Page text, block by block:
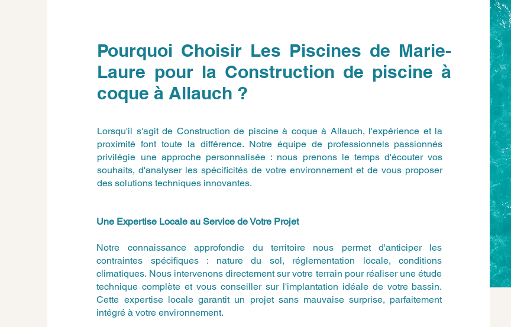
Pourquoi Choisir Les Piscines de Marie-
Laure pour la Construction de piscine à
coque à Allauch ?
Lorsqu'il s'agit de Construction de piscine à coque à Allauch, l'expérience et la
proximité font toute la différence. Notre équipe de professionnels passionnés
privilégie une approche personnalisée : nous prenons le temps d'écouter vos
souhaits, d'analyser les spécificités de votre environnement et de vous proposer
des solutions techniques innovantes.
Une Expertise Locale au Service de Votre Projet
Notre connaissance approfondie du territoire nous permet d'anticiper les
contraintes spécifiques : nature du sol, réglementation locale, conditions
climatiques. Nous intervenons directement sur votre terrain pour réaliser une étude
technique complète et vous conseiller sur l'implantation idéale de votre bassin.
Cette expertise locale garantit un projet sans mauvaise surprise, parfaitement
intégré à votre environnement.